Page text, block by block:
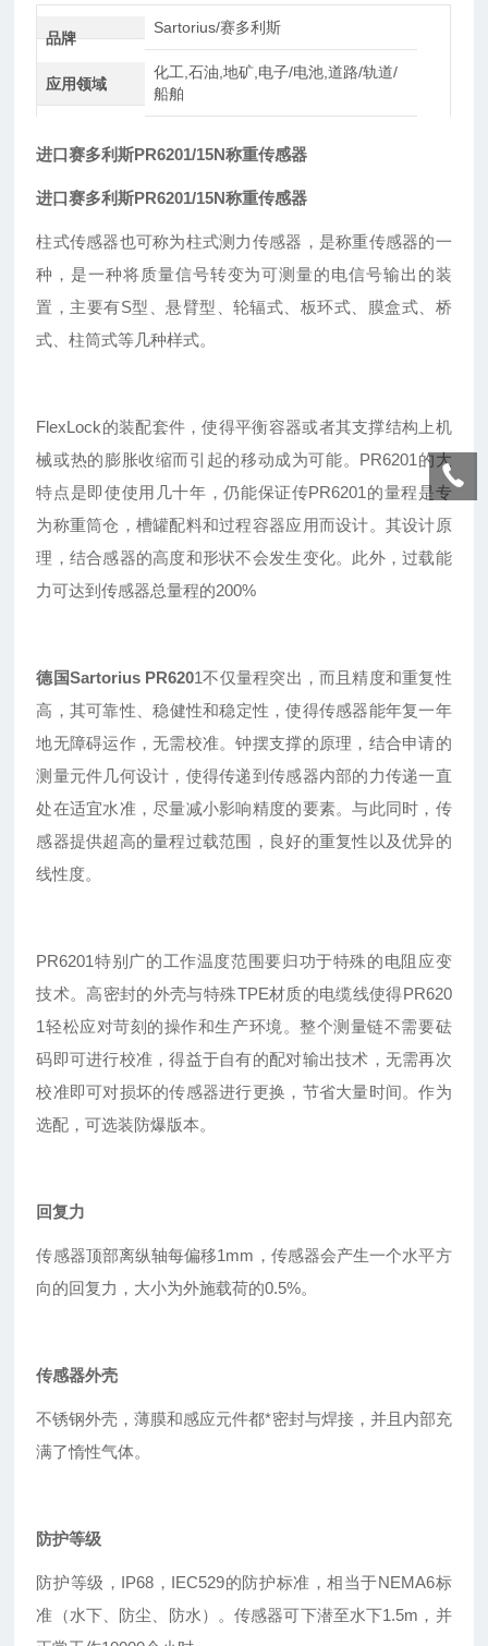
品牌
Sartorius/赛多利斯
应用领域
化工,石油,地矿,电子/电池,道路/轨道/
船舶
进口赛多利斯PR6201/15N称重传感器
进口赛多利斯PR6201/15N称重传感器
柱式传感器也可称为柱式测力传感器，是称重传感器的一
种，是一种将质量信号转变为可测量的电信号输出的装
置，主要有S型、悬臂型、轮辐式、板环式、膜盒式、桥
式、柱筒式等几种样式。
FlexLock的装配套件，使得平衡容器或者其支撑结构上机
械或热的膨胀收缩而引起的移动成为可能。PR6201的大
特点是即使使用几十年，仍能保证传PR6201的量程是专
为称重筒仓，槽罐配料和过程容器应用而设计。其设计原
理，结合感器的高度和形状不会发生变化。此外，过载能
力可达到传感器总量程的200%
德国SartoriusPR6201不仅量程突出 ， 而且精度和重复性
高 ， 其可靠性 、稳健性和稳定性，使得传感器能年复一年
地无障碍运作，无需校准。钟摆支撑的原理，结合申请的
测量元件几何设计，使得传递到传感器内部的力传递一直
处在适宜水准，尽量减小影响精度的要素。与此同时，传
感器提供超高的量程过载范围，良好的重复性以及优异的
线性度。
PR6201特别广的工作温度范围要归功于特殊的电阻应变
技术。高密封的外壳与特殊TPE材质的电缆线使得PR620
1轻松应对苛刻的操作和生产环境。整个测量链不需要砝
码即可进行校准，得益于自有的配对输出技术，无需再次
校准即可对损坏的传感器进行更换，节省大量时间。作为
选配，可选装防爆版本。
回复力
传感器顶部离纵轴每偏移1mm，传感器会产生一个水平方
向的回复力，大小为外施载荷的0.5%。
传感器外壳
不锈钢外壳，薄膜和感应元件都*密封与焊接，并且内部充
满了惰性气体。
防护等级
防护等级，IP68，IEC529的防护标准，相当于NEMA6标
准（水下、防尘、防水）。传感器可下潜至水下1.5m，并